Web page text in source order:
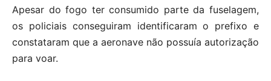
Apesar do fogo ter consumido parte da fuselagem,
os policiais conseguiram identificaram o prefixo e
constataram que a aeronave não possuía autorização
para voar.